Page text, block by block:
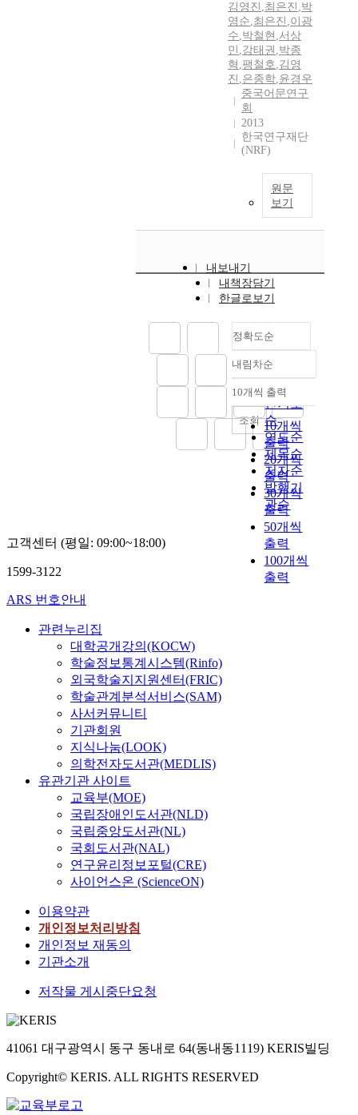
김영진 ,최은진 ,박
영순,최은진 ,이광
수,박철현 ,서상
민 ,강태권 ,박종
혁 ,팽철호,김영
진 ,은종학,윤경우
중국어문연구
회
2013
한국연구재단
(NRF)
원문
보기
내보내기
내책장담기
한글로보기
정확도순
정확도
순
인기도
순
연도순
제목순
저자순
발행기
관순
내림차순
내림차순
10개씩 출력
10개씩
출력
20개씩
출력
30개씩
출력
50개씩
출력
100개씩
출력
조회
고객센터 (평일: 09:00~18:00)
1599-3122
ARS 번호안내
관련누리집
대학공개강의(KOCW)
학술정보통계시스템(Rinfo)
외국학술지지원센터(FRIC)
학술관계분석서비스(SAM)
사서커뮤니티
기관회원
지식나눔(LOOK)
의학전자도서관(MEDLIS)
유관기관 사이트
교육부(MOE)
국립장애인도서관(NLD)
국립중앙도서관(NL)
국회도서관(NAL)
연구윤리정보포털(CRE)
사이언스온 (ScienceON)
이용약관
개인정보처리방침
개인정보 재동의
기관소개
저작물 게시중단요청
41061 대구광역시 동구 동내로 64(동내동1119) KERIS빌딩
Copyright© KERIS. ALL RIGHTS RESERVED